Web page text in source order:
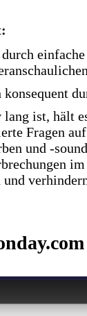
einfache
ist, hält
Fragen
und -